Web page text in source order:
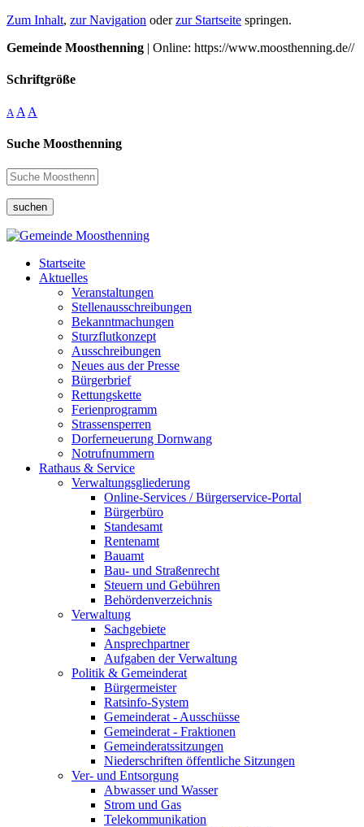
Zum Inhalt, zur Navigation oderzur Startseite springen.
Gemeinde Moosthenning | Online: https://www.moosthenning.de//
Schriftgröße
A A A
Suche Moosthenning
suchen
Startseite
Aktuelles
Veranstaltungen
Stellenausschreibungen
Bekanntmachungen
Sturzflutkonzept
Ausschreibungen
Neues aus der Presse
Bürgerbrief
Rettungskette
Ferienprogramm
Strassensperren
Dorferneuerung Dornwang
Notrufnummern
Rathaus & Service
Verwaltungsgliederung
Online-Services / Bürgerservice-Portal
Bürgerbüro
Standesamt
Rentenamt
Bauamt
Bau- und Straßenrecht
Steuern und Gebühren
Behördenverzeichnis
Verwaltung
Sachgebiete
Ansprechpartner
Aufgaben der Verwaltung
Politik & Gemeinderat
Bürgermeister
Ratsinfo-System
Gemeinderat - Ausschüsse
Gemeinderat - Fraktionen
Gemeinderatssitzungen
Niederschriften öffentliche Sitzungen
Ver- und Entsorgung
Abwasser und Wasser
Strom und Gas
Telekommunikation